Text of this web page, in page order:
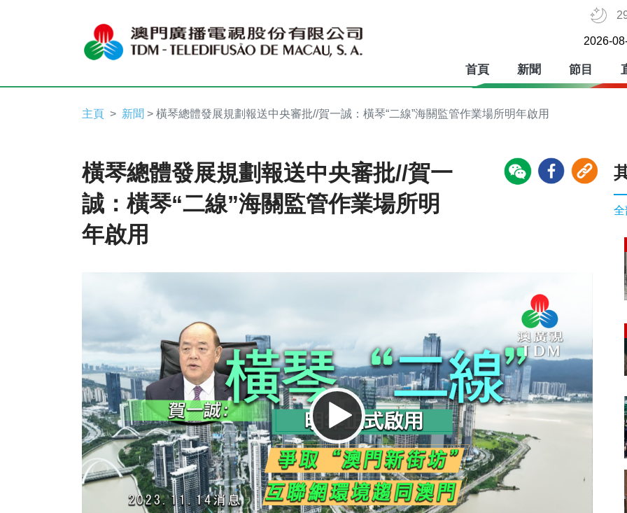
2026-
首頁 新聞 節目
主頁 新聞 > 橫琴總體發展規劃報送中央審批//賀一誠：橫琴“二線”海關監管作業場所明年啟用
橫琴總體發展規劃報送中央審批//賀一
誠：橫琴“二線”海關監管作業場所明
年啟用
全